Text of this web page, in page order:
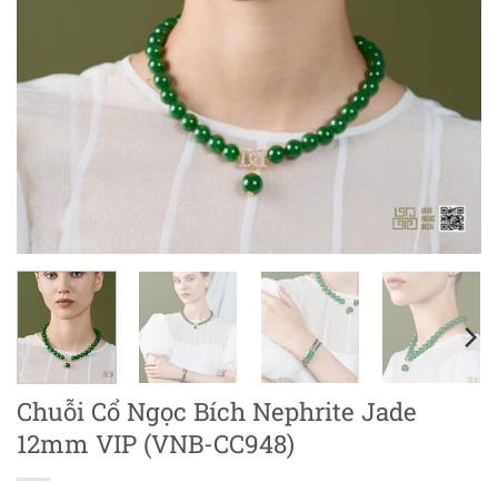
Chuỗi Cổ Ngọc Bích Nephrite Jade
12mm VIP (VNB-CC948)